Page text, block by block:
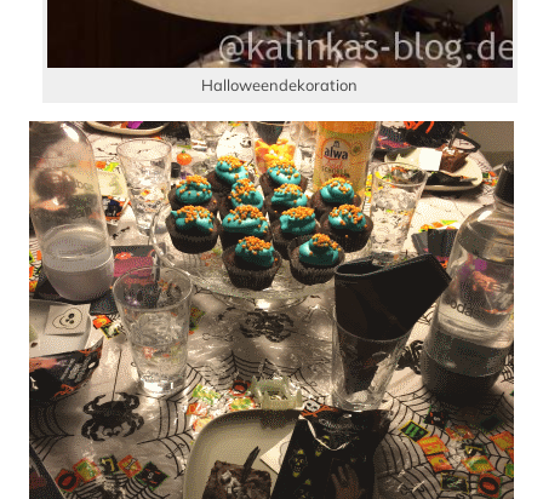
Halloweendekoration